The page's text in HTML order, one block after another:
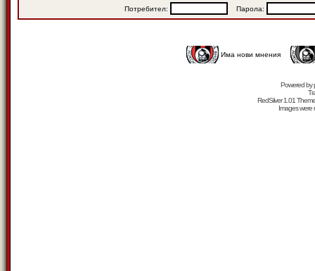
Потребител: Парола:
Има нови мнения
Powered by
RedSilver 1.01
Images were